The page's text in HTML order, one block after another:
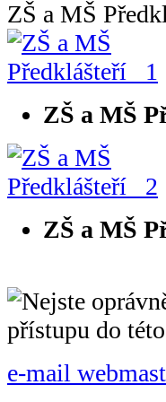
ZŠ a MŠ
ZŠ a MŠ
ZŠ a MŠ
e-mail